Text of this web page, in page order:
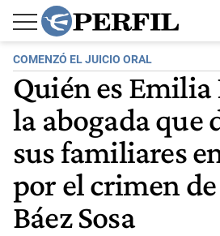
COMENZÓ EL JUICIO ORAL
Quién es Emilia
la abogada que
sus familiares
por el crimen
Báez Sosa